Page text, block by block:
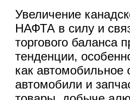
Увеличение
НАФТА в силу и
торгового баланса
тенденции,
как автомобильное
автомобили и